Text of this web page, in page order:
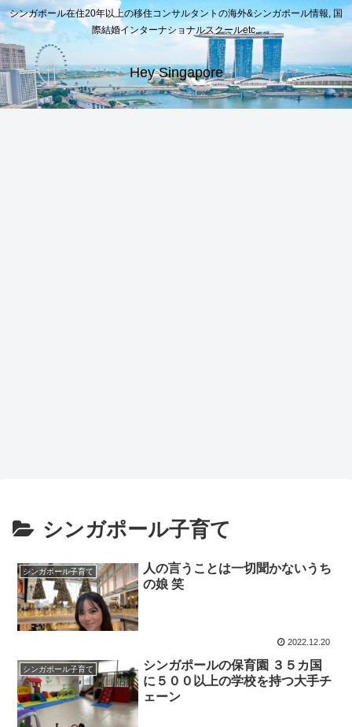
シンガポール在住20年以上の移住コンサルタントの海外&シンガポール情報, 国
際結婚インターナショナルスクールetc..
Hey Singapore
シンガポール子育て
シンガポール子育て
人の言うことは一切聞かないうち
の娘 笑
2022.12.20
シンガポール子育て
シンガポールの保育園 ３５カ国
に５００以上の学校を持つ大手チ
ェーン